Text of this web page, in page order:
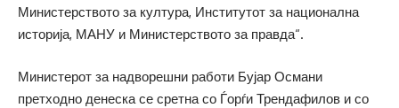
Министерството за култура, Институтот за национална
историја, МАНУ и Министерството за правда“.
Министерот за надворешни работи Бујар Османи
претходно денеска се сретна со Ѓорѓи Трендафилов и со